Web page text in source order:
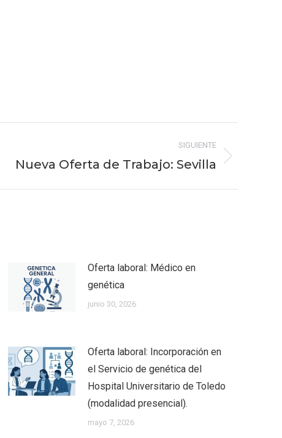
SIGUIENTE
Nueva Oferta de Trabajo: Sevilla
Oferta laboral: Médico en
genética
junio 30, 2026
Oferta laboral: Incorporación en
el Servicio de genética del
Hospital Universitario de Toledo
(modalidad presencial).
mayo 7, 2026